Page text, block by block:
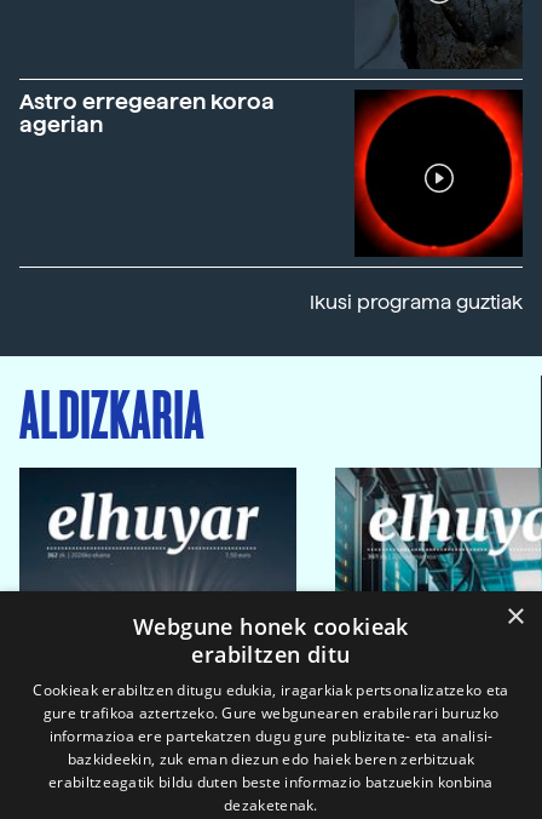
Astro erregearen koroa
agerian
Ikusi programa guztiak
ALDIZKARIA
×
Webgune honek cookieak
erabiltzen ditu
Cookieak erabiltzen ditugu edukia, iragarkiak pertsonalizatzeko eta
gure trafikoa aztertzeko. Gure webgunearen erabilerari buruzko
informazioa ere partekatzen dugu gure publizitate- eta analisi-
bazkideekin, zuk eman diezun edo haiek beren zerbitzuak
erabiltzeagatik bildu duten beste informazio batzuekin konbina
dezaketenak.